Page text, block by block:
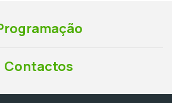
Contactos